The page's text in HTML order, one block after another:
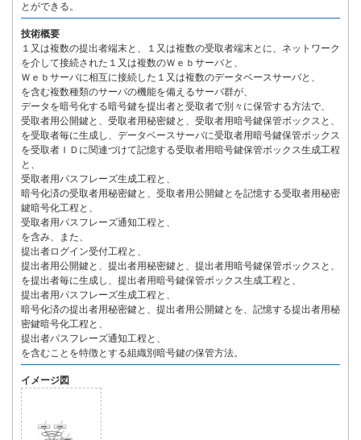
とができる。
技術概要
１又は複数の提出者端末と、１又は複数の受取者端末とに、ネットワーク
を介して接続された１又は複数のＷｅｂサーバと、
Ｗｅｂサーバに相互に接続した１又は複数のデータベースサーバと、
を含む複数種類のサーバの機能を備えるサーバ群が、
データを暗号化する暗号鍵を提出者と受取者で別々に保管する方法で、
受取者用公開鍵と、受取者用秘密鍵と、受取者用暗号鍵保管ボックスと、
を受取者毎に生成し、データベースサーバに受取者用暗号鍵保管ボックス
を受取者ＩＤに関連づけて記憶する受取者用暗号鍵保管ボックス生成工程
と、
受取者用パスフレーズ生成工程と、
暗号化済の受取者用秘密鍵と、受取者用公開鍵とを記憶する受取者用秘密
鍵暗号化工程と、
受取者用パスフレーズ通知工程と、
を含み、また、
提出者ログイン受付工程と、
提出者用公開鍵と、提出者用秘密鍵と、提出者用暗号鍵保管ボックスと、
を提出者毎に生成し、提出者用暗号鍵保管ボックス生成工程と、
提出者用パスフレーズ生成工程と、
暗号化済の提出者用秘密鍵と、提出者用公開鍵とを、記憶する提出者用秘
密鍵暗号化工程と、
提出者パスフレーズ通知工程と、
を含むことを特徴とする組織別暗号鍵の保管方法。
イメージ図